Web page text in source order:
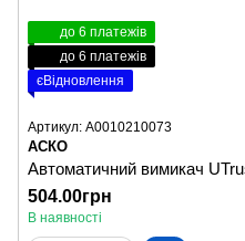
до 6 платежів
до 6 платежів
єВідновлення
Артикул: A0010210073
АСКО
Автоматичний вимикач
504.00грн
В наявності